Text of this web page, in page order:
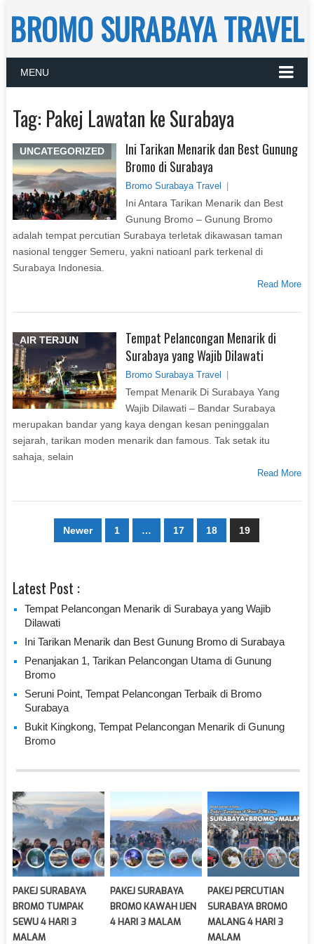
BROMO SURABAYA TRAVEL
MENU
Tag: Pakej Lawatan ke Surabaya
UNCATEGORIZED
Ini Tarikan Menarik dan Best Gunung
Bromo di Surabaya
Bromo Surabaya Travel
Ini Antara Tarikan Menarik dan Best
Gunung Bromo – Gunung Bromo
adalah tempat percutian Surabaya terletak dikawasan taman
nasional tengger Semeru, yakni natioanl park terkenal di
Surabaya Indonesia.
Read More
AIR TERJUN
Tempat Pelancongan Menarik di
Surabaya yang Wajib Dilawati
Bromo Surabaya Travel
Tempat Menarik Di Surabaya Yang
Wajib Dilawati – Bandar Surabaya
merupakan bandar yang kaya dengan kesan peninggalan
sejarah, tarikan moden menarik dan famous. Tak setak itu
sahaja, selain
Read More
Newer 1 … 17 18 19
Latest Post :
Tempat Pelancongan Menarik di Surabaya yang Wajib
Dilawati
Ini Tarikan Menarik dan Best Gunung Bromo di Surabaya
Penanjakan 1, Tarikan Pelancongan Utama di Gunung
Bromo
Seruni Point, Tempat Pelancongan Terbaik di Bromo
Surabaya
Bukit Kingkong, Tempat Pelancongan Menarik di Gunung
Bromo
PAKEJ SURABAYA
BROMO TUMPAK
SEWU 4 HARI 3
MALAM
PAKEJ SURABAYA
BROMO KAWAH IJEN
4 HARI 3 MALAM
PAKEJ PERCUTIAN
SURABAYA BROMO
MALANG 4 HARI 3
MALAM